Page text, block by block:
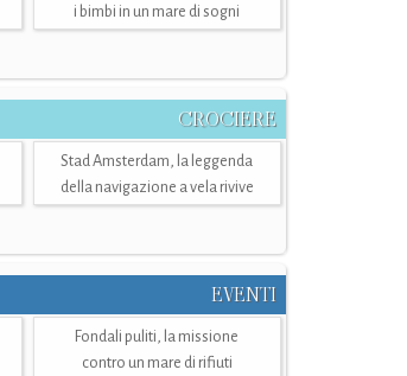
i bimbi in un mare di sogni
CROCIERE
Stad Amsterdam, la leggenda
della navigazione a vela rivive
EVENTI
Fondali puliti, la missione
contro un mare di rifiuti